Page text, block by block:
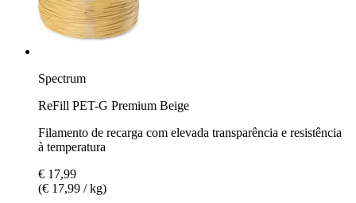
Spectrum
ReFill PET-G Premium Beige
Filamento de recarga com elevada transparência e resistência
à temperatura
€ 17,99
(€ 17,99 / kg)